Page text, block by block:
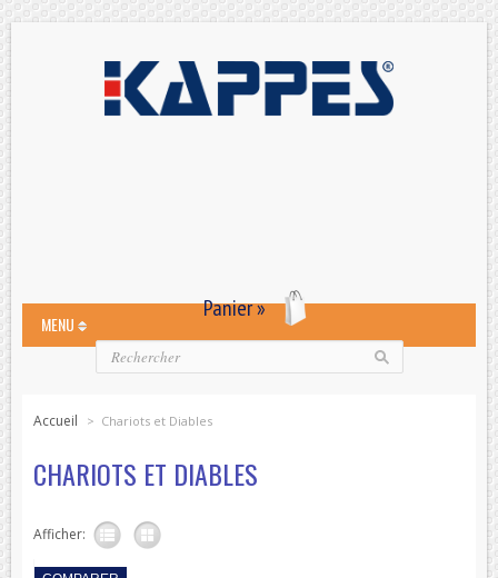
Panier »
MENU
Accueil > Chariots et Diables
CHARIOTS ET DIABLES
Afficher: